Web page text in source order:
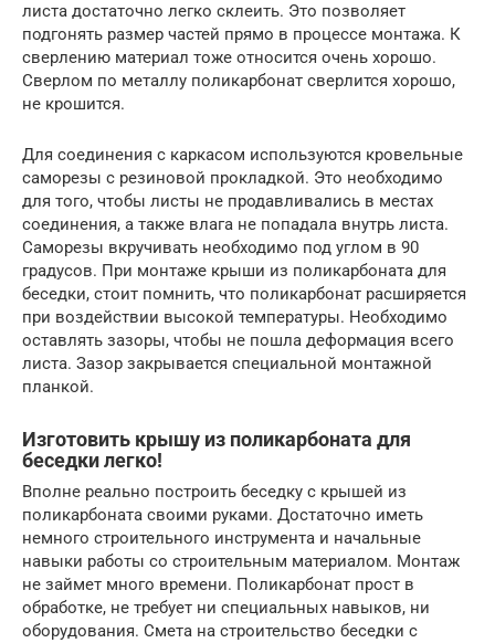
листа достаточно легко склеить. Это позволяет
подгонять размер частей прямо в процессе монтажа. К
сверлению материал тоже относится очень хорошо.
Сверлом по металлу поликарбонат сверлится хорошо,
не крошится.
Для соединения с каркасом используются кровельные
саморезы с резиновой прокладкой. Это необходимо
для того, чтобы листы не продавливались в местах
соединения, а также влага не попадала внутрь листа.
Саморезы вкручивать необходимо под углом в 90
градусов. При монтаже крыши из поликарбоната для
беседки, стоит помнить, что поликарбонат расширяется
при воздействии высокой температуры. Необходимо
оставлять зазоры, чтобы не пошла деформация всего
листа. Зазор закрывается специальной монтажной
планкой.
Изготовить крышу из поликарбоната для
беседки легко!
Вполне реально построить беседку с крышей из
поликарбоната своими руками. Достаточно иметь
немного строительного инструмента и начальные
навыки работы со строительным материалом. Монтаж
не займет много времени. Поликарбонат прост в
обработке, не требует ни специальных навыков, ни
оборудования. Смета на строительство беседки с